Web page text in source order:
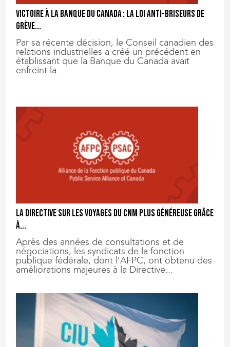
Victoire à la Banque du Canada : la loi anti-briseurs de
grève...
Par sa récente décision, le Conseil canadien des
relations industrielles a créé un précédent en
établissant que la Banque du Canada avait
enfreint la...
La Directive sur les voyages du CNM plus généreuse grâce
à...
Après des années de consultations et de
négociations, les syndicats de la fonction
publique fédérale, dont l’AFPC, ont obtenu des
améliorations majeures à la Directive...